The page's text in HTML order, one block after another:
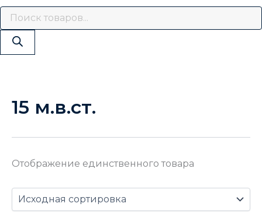
15 м.в.ст.
Отображение единственного товара